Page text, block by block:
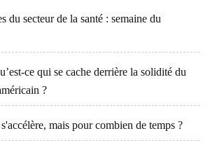
du secteur de la santé : semaine du
ce qui se cache derrière la solidité du
?
mais pour combien de temps ?